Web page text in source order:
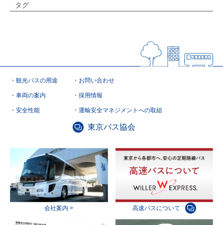
タグ
観光バスの用途
車両の案内
安全性能
お問い合わせ
採用情報
運輸安全マネジメントへの取組
東京バス協会
会社案内 > 高速バスについて